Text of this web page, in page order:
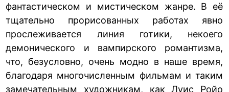
фантастическом и мистическом жанре. В её
тщательно прорисованных работах явно
прослеживается линия готики, некоего
демонического и вампирского романтизма,
что, безусловно, очень модно в наше время,
благодаря многочисленным фильмам и таким
замечательным художникам, какЛуис Ройо